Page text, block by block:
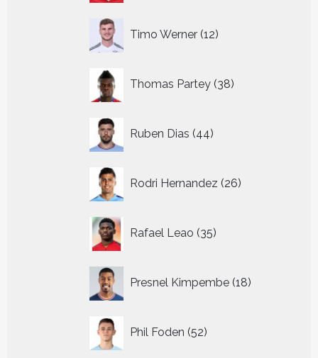
Timo Werner 12
producten
Thomas Partey 38
producten
Ruben Dias 44
producten
Rodri Hernandez 26
producten
Rafael Leao 35
producten
Presnel Kimpembe 18
producten
Phil Foden 52
producten